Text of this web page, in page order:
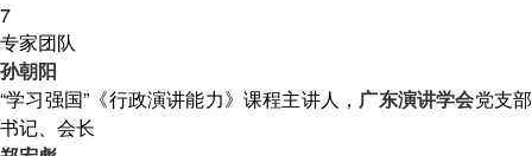
7
专家团队
孙朝阳
“学习强国”《行政演讲能力》课程主讲人， 广东演讲学会党支部
书记、会长